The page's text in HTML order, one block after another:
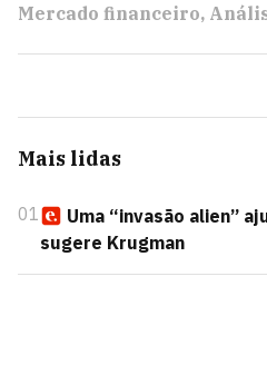
Mercado financeiro
Mais lidas
01
Uma “invasão alien”
sugere Krugman